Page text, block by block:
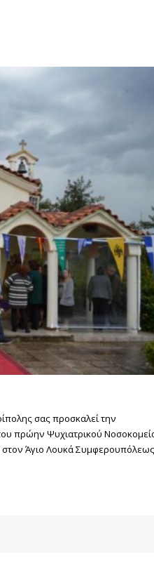
σας προσκαλεί την
πρώην Ψυχιατρικού
στον Άγιο Λουκά